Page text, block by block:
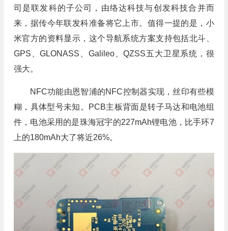
司是联发科的子公司，由络达科技与创发科技合并而
来，据传今年联发科准备将它上市。值得一提的是，小
米官方的资料显示，这个导航系统方案支持包括北斗、
GPS、GLONASS、Galileo、QZSS五大卫星系统，很
强大。
NFC功能由恩智浦的NFC控制器实现，丝印有些模
糊，具体型号未知。PCB主板背面是转子马达和电池组
件，电池采用的是珠海冠宇的227mAh锂电池，比手环7
上的180mAh大了将近26%。